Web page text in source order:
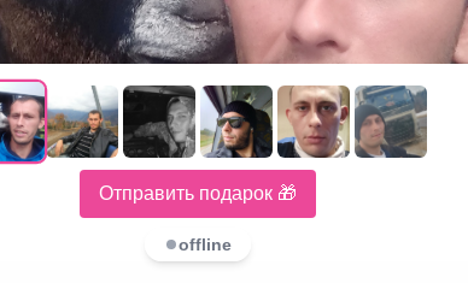
Отправить подарок 🎁
offline